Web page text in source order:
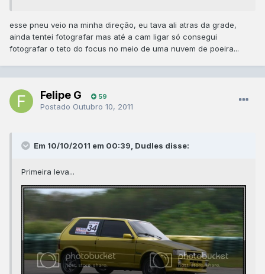
esse pneu veio na minha direção, eu tava ali atras da grade,
ainda tentei fotografar mas até a cam ligar só consegui
fotografar o teto do focus no meio de uma nuvem de poeira...
Felipe G 59
Postado Outubro 10, 2011
Em 10/10/2011 em 00:39, Dudles disse:
Primeira leva...